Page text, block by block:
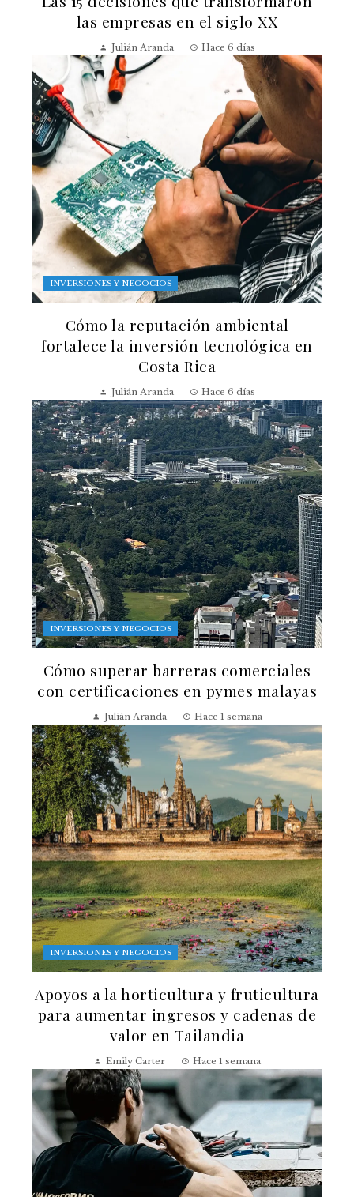
las empresas en el siglo XX
Julián Aranda Hace 6 días
INVERSIONES Y NEGOCIOS
Cómo la reputación ambiental
fortalece la inversión tecnológica en
Costa Rica
Julián Aranda Hace 6 días
INVERSIONES Y NEGOCIOS
Cómo superar barreras comerciales
con certificaciones en pymes malayas
Julián Aranda Hace 1 semana
INVERSIONES Y NEGOCIOS
Apoyos a la horticultura y fruticultura
para aumentar ingresos y cadenas de
valor en Tailandia
Emily Carter Hace 1 semana